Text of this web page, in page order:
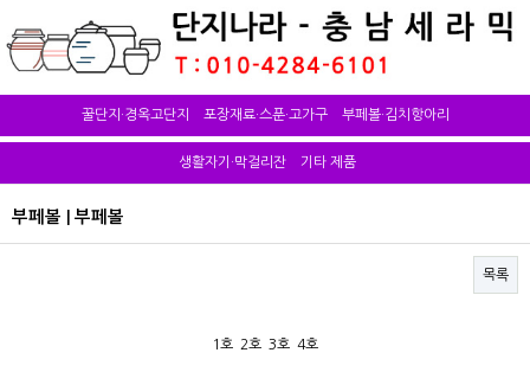
꿀단지·경옥고단지 포장재료·스푼·고가구 부페볼·김치항아리
생활자기·막걸리잔 기타 제품
부페볼 | 부페볼
목록
1호 2호 3호 4호